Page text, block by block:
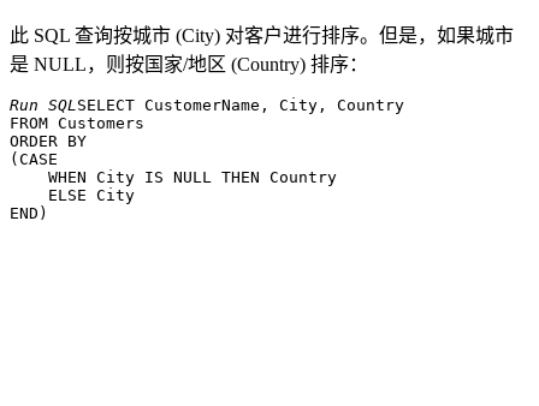
此 SQL 查询按城市 (City) 对客户进行排序。但是，如果城市
是 NULL，则按国家/地区 (Country) 排序：
Run SQLSELECT CustomerName, City, Country
FROM Customers
ORDER BY
(CASE
    WHEN City IS NULL THEN Country
    ELSE City